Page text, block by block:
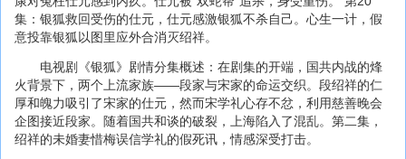
集：银狐救回受伤的仕元，仕元感激银狐不杀自己。心生一计，假
意投靠银狐以图里应外合消灭绍祥。
电视剧《银狐》剧情分集概述：在剧集的开端，国共内战的烽
火背景下，两个上流家族——段家与宋家的命运交织。段绍祥的仁
厚和魄力吸引了宋家的仕元，然而宋学礼心存不忿，利用慈善晚会
企图接近段家。随着国共和谈的破裂，上海陷入了混乱。第二集，
绍祥的未婚妻惜梅误信学礼的假死讯，情感深受打击。